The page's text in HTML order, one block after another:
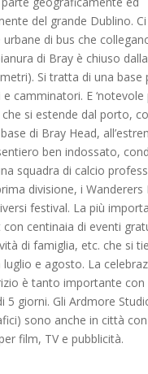
del grande Dublino.
urbane di bus che
di Bray è chiuso
Si tratta di una base
camminatori. E ‘notevole
si estende dal porto,
di Bray Head,
ben indossato,
squadra di calcio
divisione, i
festival. La più
centinaia di eventi
di famiglia, etc. che si
e agosto. La
è tanto importante con
5 giorni. Gli Ardmore
sono anche in città
film, TV e pubblicità.